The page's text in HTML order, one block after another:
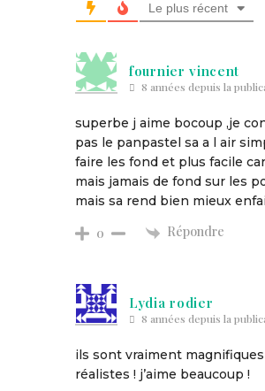
Le plus récent
fournier vincent
8 années depuis la
superbe j aime bocoup ,je
pas le panpastel sa a l air
faire les fond et plus facile
mais jamais de fond sur les
mais sa rend bien mieux
0 Répondre
Lydia rodier
8 années depuis la
ils sont vraiment
réalistes ! j’aime beaucoup !